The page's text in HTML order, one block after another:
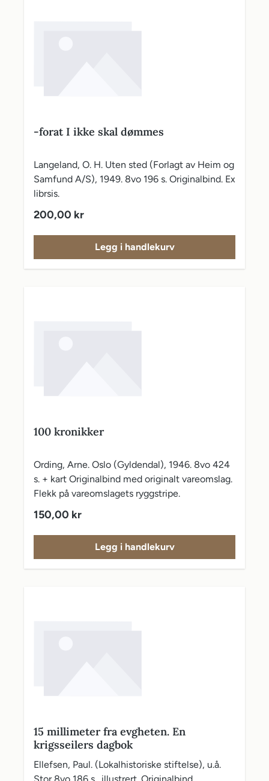
-forat I ikke skal dømmes
Langeland, O. H. Uten sted (Forlagt av Heim og
Samfund A/S), 1949. 8vo 196 s. Originalbind. Ex
librsis.
Vanlig pris:
200,00 kr
Legg i handlekurv
100 kronikker
Ording, Arne. Oslo (Gyldendal), 1946. 8vo 424
s. + kart Originalbind med originalt vareomslag.
Flekk på vareomslagets ryggstripe.
Vanlig pris:
150,00 kr
Legg i handlekurv
15 millimeter fra evgheten. En
krigsseilers dagbok
Ellefsen, Paul. (Lokalhistoriske stiftelse), u.å.
Stor 8vo 186 s., illustrert. Originalbind.